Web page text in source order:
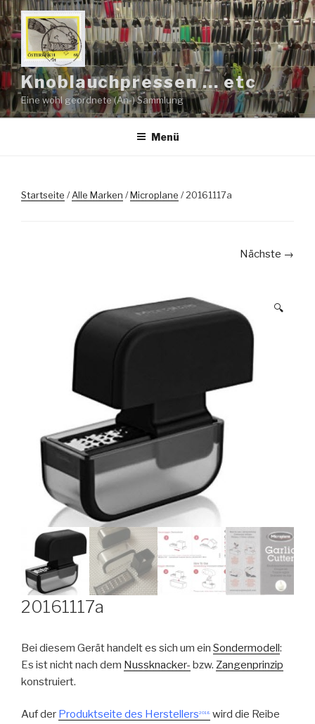
Zum
Inhalt
springen
Knoblauchpressen … etc
Eine wohl geordnete (An-) Sammlung
Menü
Startseite /Alle Marken /Microplane / 20161117a
Nächste →
🔍
20161117a
Bei diesem Gerät handelt es sich um ein Sondermodell:
Es ist nicht nach dem Nussknacker- bzw. Zangenprinzip
konstruiert.
Auf der Produktseite des Herstellers2018 wird die Reibe